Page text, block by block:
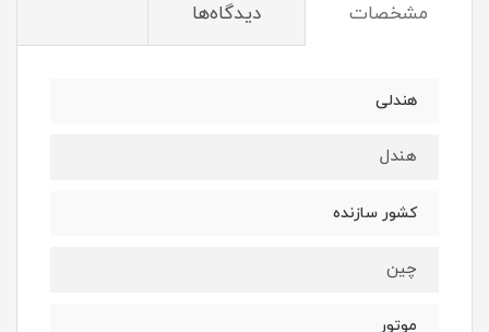
مشخصات دیدگاه‌ها
هندلی
هندل
کشور سازنده
چین
موتور